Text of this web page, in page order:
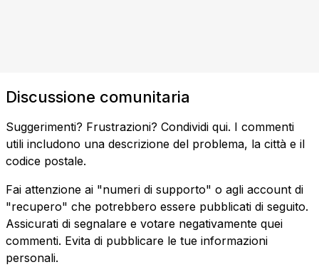
Discussione comunitaria
Suggerimenti? Frustrazioni? Condividi qui. I commenti
utili includono una descrizione del problema, la città e il
codice postale.
Fai attenzione ai "numeri di supporto" o agli account di
"recupero" che potrebbero essere pubblicati di seguito.
Assicurati di segnalare e votare negativamente quei
commenti. Evita di pubblicare le tue informazioni
personali.